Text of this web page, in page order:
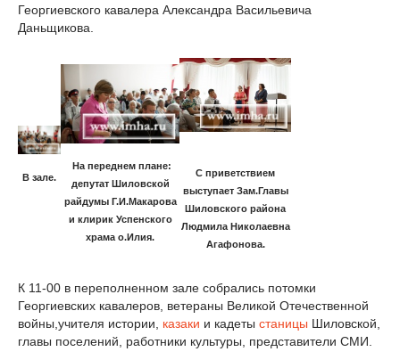
Георгиевского кавалера Александра Васильевича
Даньщикова.
В зале.
На переднем плане:
депутат Шиловской
райдумы Г.И.Макарова
и клирик Успенского
храма о.Илия.
С приветствием
выступает Зам.Главы
Шиловского района
Людмила Николаевна
Агафонова.
К 11-00 в переполненном зале собрались потомки
Георгиевских кавалеров, ветераны Великой Отечественной
войны,учителя истории, казаки и кадеты станицы Шиловской,
главы поселений, работники культуры, представители СМИ.